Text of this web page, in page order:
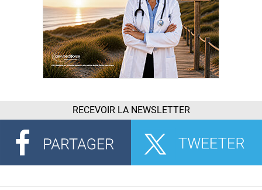
RECEVOIR LA NEWSLETTER